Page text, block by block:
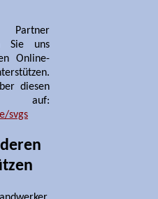
Sie uns
Online-
diesen
svgs